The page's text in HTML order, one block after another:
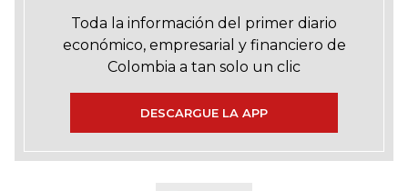
Toda la información del primer diario
económico, empresarial y financiero de
Colombia a tan solo un clic
DESCARGUE LA APP